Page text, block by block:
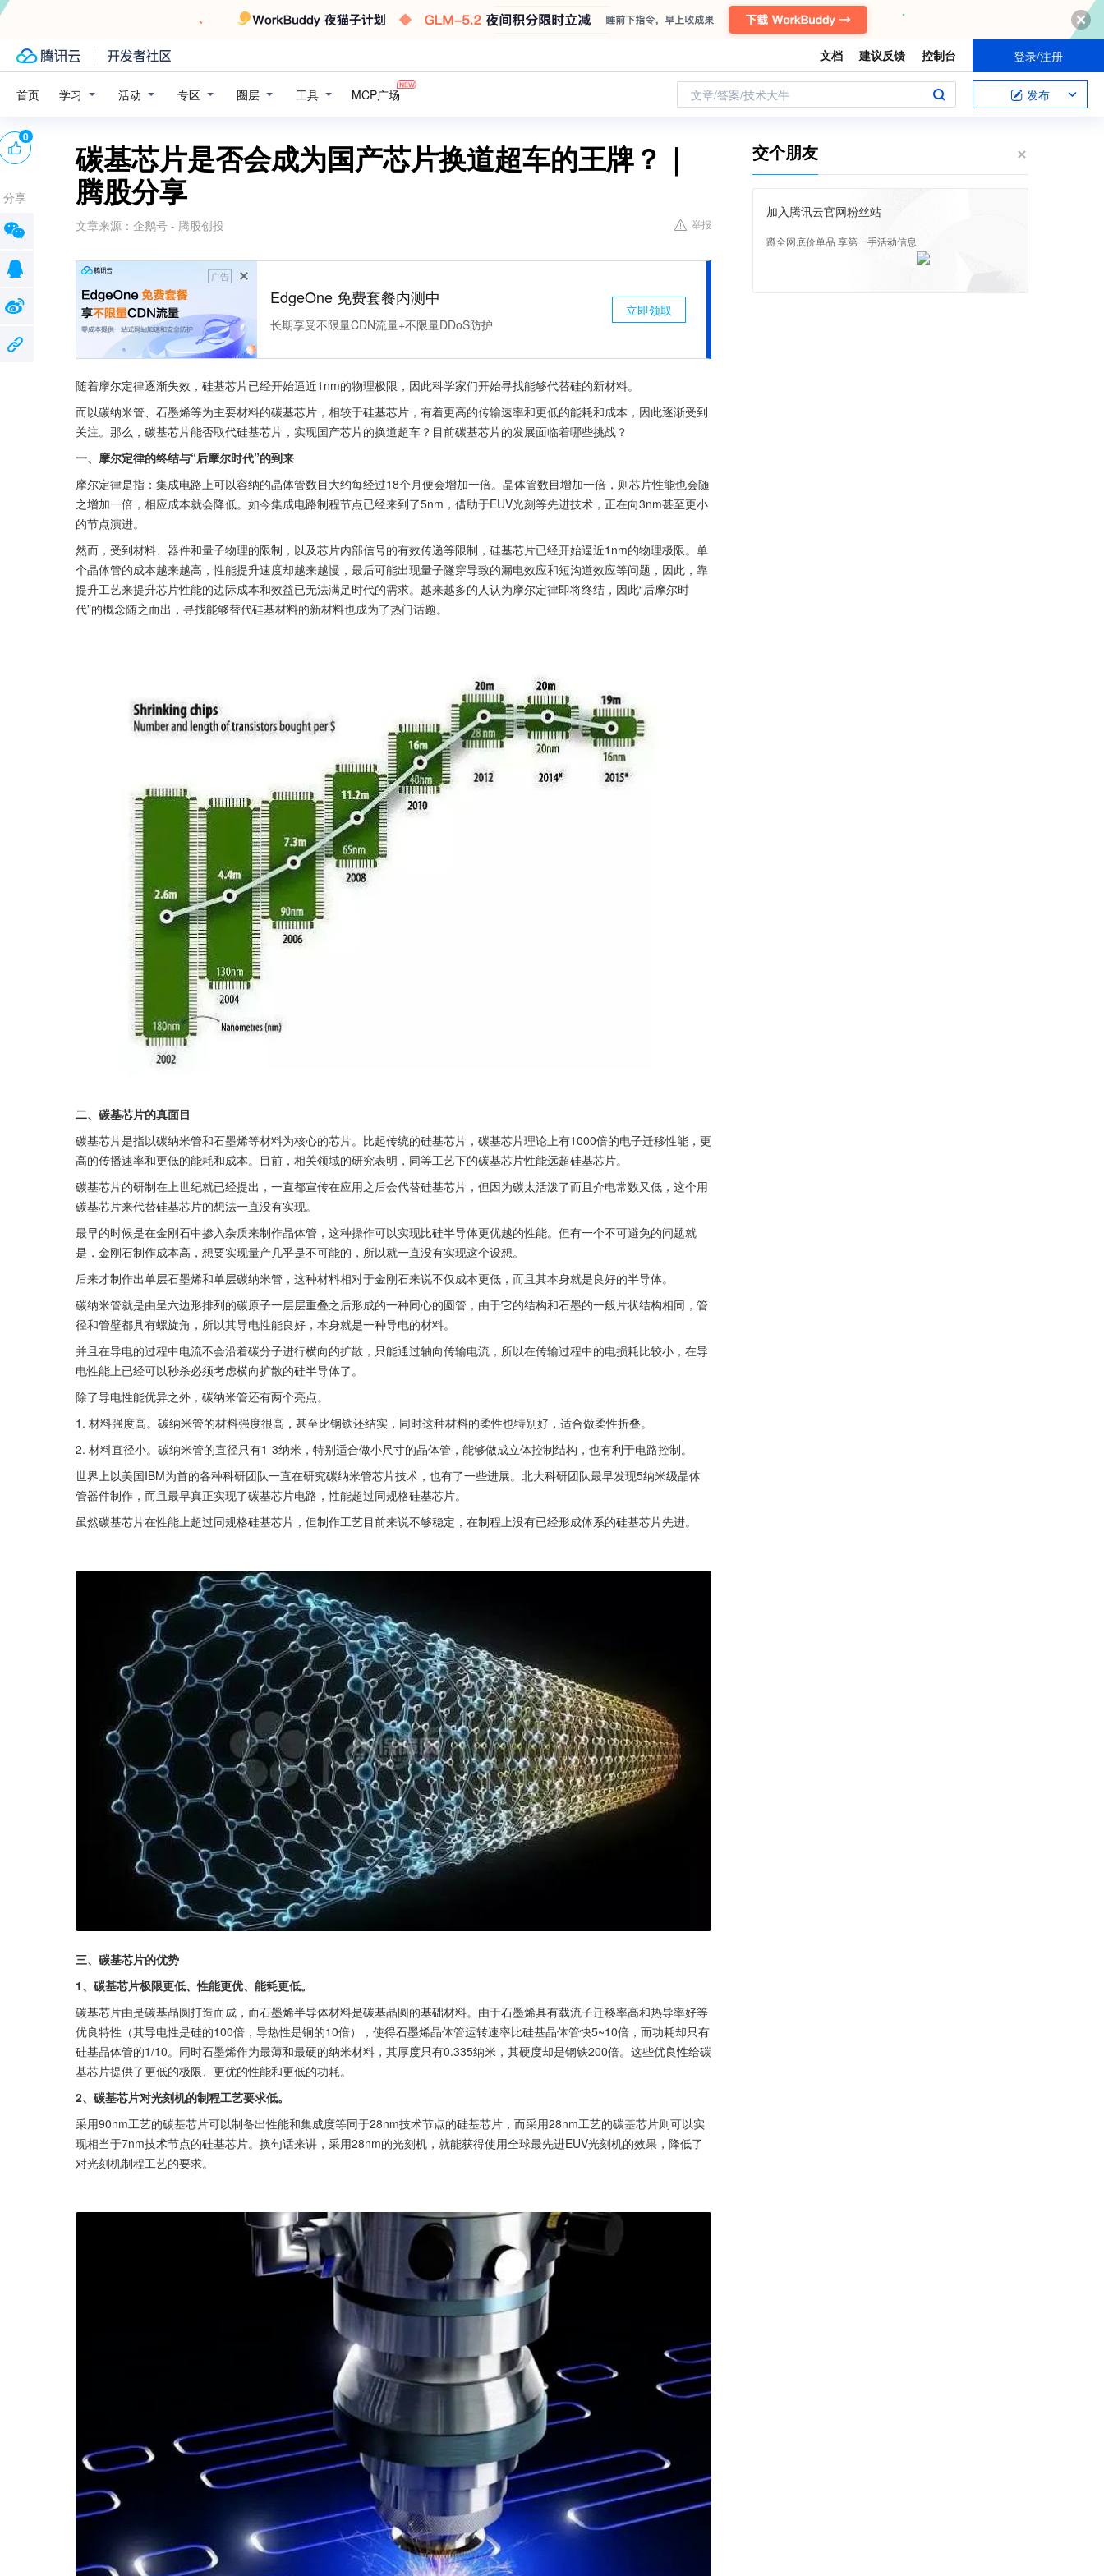
文档 建议反馈 控制台 登录/注册
首页 学习 活动 专区 圈层 工具 MCP广场 文章/答案/技术大牛 发布
碳基芯片是否会成为国产芯片换道超车的王牌？｜
腾股分享
文章来源： 企鹅号 - 腾股创投 举报
广告
EdgeOne 免费套餐内测中
长期享受不限量CDN流量+不限量DDoS防护
立即领取
随着摩尔定律逐渐失效，硅基芯片已经开始逼近1nm的物理极限，因此科学家们开始寻找能够代替硅的新材料。
而以碳纳米管、石墨烯等为主要材料的碳基芯片，相较于硅基芯片，有着更高的传输速率和更低的能耗和成本，因此逐渐受到
关注。那么，碳基芯片能否取代硅基芯片，实现国产芯片的换道超车？目前碳基芯片的发展面临着哪些挑战？
一、摩尔定律的终结与“后摩尔时代”的到来
摩尔定律是指：集成电路上可以容纳的晶体管数目大约每经过18个月便会增加一倍。晶体管数目增加一倍，则芯片性能也会随
之增加一倍，相应成本就会降低。如今集成电路制程节点已经来到了5nm，借助于EUV光刻等先进技术，正在向3nm甚至更小
的节点演进。
然而，受到材料、器件和量子物理的限制，以及芯片内部信号的有效传递等限制，硅基芯片已经开始逼近1nm的物理极限。单
个晶体管的成本越来越高，性能提升速度却越来越慢，最后可能出现量子隧穿导致的漏电效应和短沟道效应等问题，因此，靠
提升工艺来提升芯片性能的边际成本和效益已无法满足时代的需求。越来越多的人认为摩尔定律即将终结，因此“后摩尔时
代”的概念随之而出，寻找能够替代硅基材料的新材料也成为了热门话题。
二、碳基芯片的真面目
碳基芯片是指以碳纳米管和石墨烯等材料为核心的芯片。比起传统的硅基芯片，碳基芯片理论上有1000倍的电子迁移性能，更
高的传播速率和更低的能耗和成本。目前，相关领域的研究表明，同等工艺下的碳基芯片性能远超硅基芯片。
碳基芯片的研制在上世纪就已经提出，一直都宣传在应用之后会代替硅基芯片，但因为碳太活泼了而且介电常数又低，这个用
碳基芯片来代替硅基芯片的想法一直没有实现。
最早的时候是在金刚石中掺入杂质来制作晶体管，这种操作可以实现比硅半导体更优越的性能。但有一个不可避免的问题就
是，金刚石制作成本高，想要实现量产几乎是不可能的，所以就一直没有实现这个设想。
后来才制作出单层石墨烯和单层碳纳米管，这种材料相对于金刚石来说不仅成本更低，而且其本身就是良好的半导体。
碳纳米管就是由呈六边形排列的碳原子一层层重叠之后形成的一种同心的圆管，由于它的结构和石墨的一般片状结构相同，管
径和管壁都具有螺旋角，所以其导电性能良好，本身就是一种导电的材料。
并且在导电的过程中电流不会沿着碳分子进行横向的扩散，只能通过轴向传输电流，所以在传输过程中的电损耗比较小，在导
电性能上已经可以秒杀必须考虑横向扩散的硅半导体了。
除了导电性能优异之外，碳纳米管还有两个亮点。
1. 材料强度高。碳纳米管的材料强度很高，甚至比钢铁还结实，同时这种材料的柔性也特别好，适合做柔性折叠。
2. 材料直径小。碳纳米管的直径只有1-3纳米，特别适合做小尺寸的晶体管，能够做成立体控制结构，也有利于电路控制。
世界上以美国IBM为首的各种科研团队一直在研究碳纳米管芯片技术，也有了一些进展。北大科研团队最早发现5纳米级晶体
管器件制作，而且最早真正实现了碳基芯片电路，性能超过同规格硅基芯片。
虽然碳基芯片在性能上超过同规格硅基芯片，但制作工艺目前来说不够稳定，在制程上没有已经形成体系的硅基芯片先进。
三、碳基芯片的优势
1、碳基芯片极限更低、性能更优、能耗更低。
碳基芯片由是碳基晶圆打造而成，而石墨烯半导体材料是碳基晶圆的基础材料。由于石墨烯具有载流子迁移率高和热导率好等
优良特性（其导电性是硅的100倍，导热性是铜的10倍），使得石墨烯晶体管运转速率比硅基晶体管快5~10倍，而功耗却只有
硅基晶体管的1/10。同时石墨烯作为最薄和最硬的纳米材料，其厚度只有0.335纳米，其硬度却是钢铁200倍。这些优良性给碳
基芯片提供了更低的极限、更优的性能和更低的功耗。
2、碳基芯片对光刻机的制程工艺要求低。
采用90nm工艺的碳基芯片可以制备出性能和集成度等同于28nm技术节点的硅基芯片，而采用28nm工艺的碳基芯片则可以实
现相当于7nm技术节点的硅基芯片。换句话来讲，采用28nm的光刻机，就能获得使用全球最先进EUV光刻机的效果，降低了
对光刻机制程工艺的要求。
0
分享
交个朋友
加入腾讯云官网粉丝站
蹲全网底价单品 享第一手活动信息